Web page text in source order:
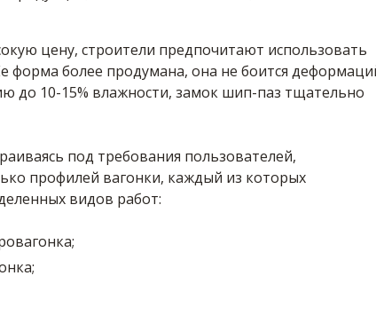
цену, строители предпочитают использовать
форма более продумана, она не боится
до 10-15% влажности, замок шип-паз тщательно
под требования пользователей,
профилей вагонки, каждый из которых
видов работ: